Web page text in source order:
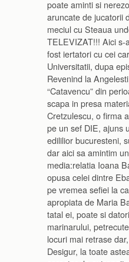
poate aminti si
aruncate de jucatorii
meciul cu Steaua
TELEVIZAT!!! Aici s-
fost iertatori cu cei
Universitatii, dupa
Revenind la
“Catavencu” din
scapa in presa
Cretzulescu, o firma
pe un sef DIE, ajuns
edililior bucuresteni,
dar aici sa amintim
media:relatia Ioana
opusa celei dintre
pe vremea sefiei la
apropiata de Maria
tatal ei, poate si
marinarului,
locuri mai retrase
Desigur, la toate